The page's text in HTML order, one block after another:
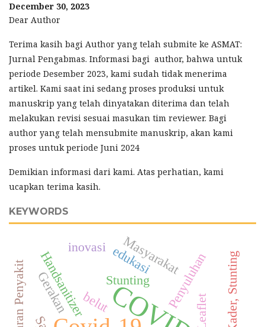
December 30, 2023
Dear Author
Terima kasih bagi Author yang telah submite ke ASMAT:
Jurnal Pengabmas. Informasi bagi author, bahwa untuk
periode Desember 2023, kami sudah tidak menerima
artikel. Kami saat ini sedang proses produksi untuk
manuskrip yang telah dinyatakan diterima dan telah
melakukan revisi sesuai masukan tim reviewer. Bagi
author yang telah mensubmite manuskrip, akan kami
proses untuk periode Juni 2024
Demikian informasi dari kami. Atas perhatian, kami
ucapkan terima kasih.
KEYWORDS
Handsanitizer Stunting Penyuluhan
Leaflet
Masyarakat
Gerakan belut
edukasi
inovasi